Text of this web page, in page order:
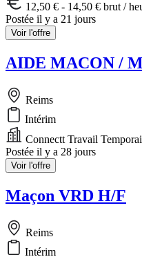
12,50 € - 14,50 € brut /
Postée il y a 21 jours
Voir l'offre
AIDE MACON /
Reims
Intérim
Connectt Travail
Postée il y a 28 jours
Voir l'offre
Maçon VRD H/F
Reims
Intérim